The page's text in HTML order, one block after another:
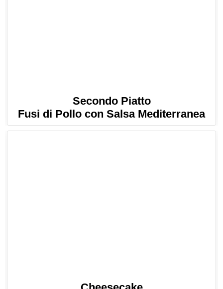
Secondo Piatto
Fusi di Pollo con Salsa Mediterranea